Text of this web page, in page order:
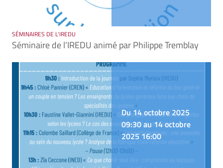
SÉMINAIRES DE L'IREDU
Séminaire de l’IREDU animé par Philippe Tremblay
Du 14 octobre 2025
09:30 au 14 octobre
2025 16:00